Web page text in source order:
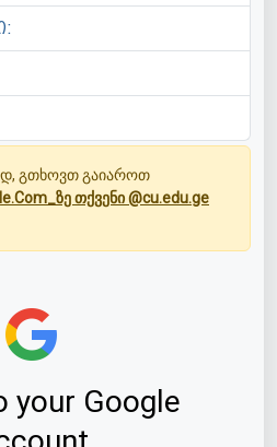
გთხოვთ გაიაროთ
თქვენი @cu.edu.ge